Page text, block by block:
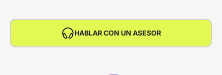
HABLAR CON UN ASESOR